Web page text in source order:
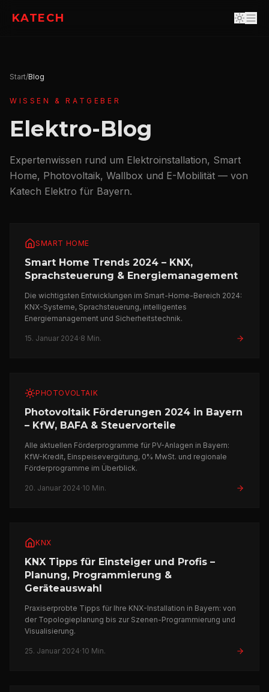
KATECH
Start/Blog
WISSEN & RATGEBER
Elektro-Blog
Expertenwissen rund um Elektroinstallation, Smart
Home, Photovoltaik, Wallbox und E-Mobilität — von
Katech Elektro für Bayern.
SMART HOME
Smart Home Trends 2024 – KNX,
Sprachsteuerung & Energiemanagement
Die wichtigsten Entwicklungen im Smart-Home-Bereich 2024:
KNX-Systeme, Sprachsteuerung, intelligentes
Energiemanagement und Sicherheitstechnik.
15. Januar 2024·8 Min.
PHOTOVOLTAIK
Photovoltaik Förderungen 2024 in Bayern
– KfW, BAFA & Steuervorteile
Alle aktuellen Förderprogramme für PV-Anlagen in Bayern:
KfW-Kredit, Einspeisevergütung, 0% MwSt. und regionale
Förderprogramme im Überblick.
20. Januar 2024·10 Min.
KNX
KNX Tipps für Einsteiger und Profis –
Planung, Programmierung &
Geräteauswahl
Praxiserprobte Tipps für Ihre KNX-Installation in Bayern: von
der Topologieplanung bis zur Szenen-Programmierung und
Visualisierung.
25. Januar 2024·10 Min.